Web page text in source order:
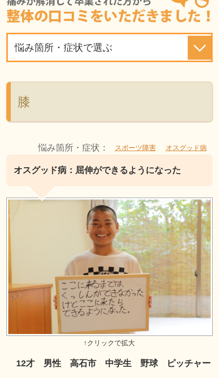
悩み箇所・症状で選ぶ
膝
悩み箇所・症状： スポーツ障害 オスグッド病
オスグッド病：屈伸ができるようになった
12才 男性 高石市 中学生 野球 ピッチャー